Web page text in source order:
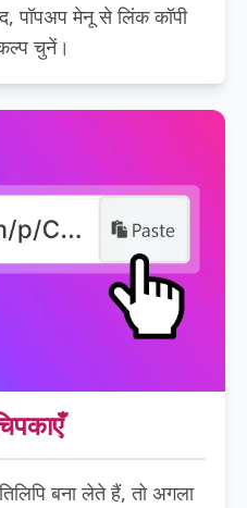
पॉपअप मेनू से लिंक कॉपी
चुनें।
बना लेते हैं, तो अगला